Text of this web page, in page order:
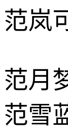
范岚
范月
范雪